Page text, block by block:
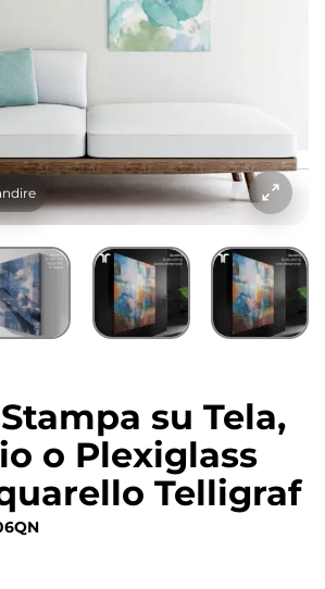
su Tela,
o Plexiglass
Telligraf